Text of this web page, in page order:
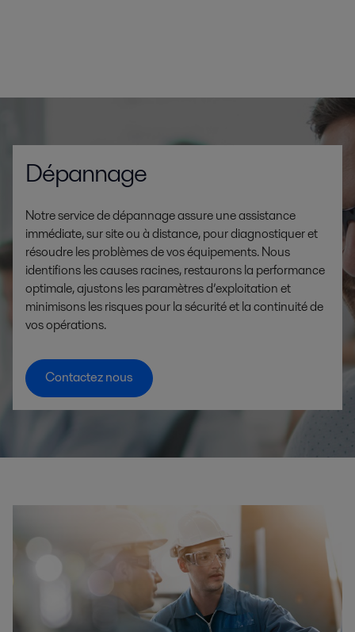
Dépannage
Notre service de dépannage assure une assistance
immédiate, sur site ou à distance, pour diagnostiquer et
résoudre les problèmes de vos équipements. Nous
identifions les causes racines, restaurons la performance
optimale, ajustons les paramètres d’exploitation et
minimisons les risques pour la sécurité et la continuité de
vos opérations.
Contactez nous